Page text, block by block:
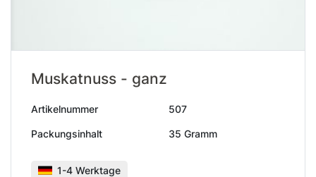
Muskatnuss - ganz
Artikelnummer 507
Packungsinhalt 35 Gramm
1-4 Werktage